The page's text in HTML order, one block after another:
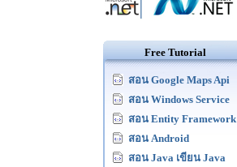
Free Tutorial
สอน Google Maps Api
สอน Windows Service
สอน Entity Framework
สอน Android
สอน Java เขียน Java